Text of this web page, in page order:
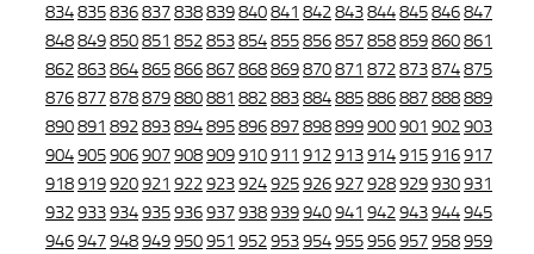
834835836837838839840841 842843844845846847
848849850851 852853854855856857858859860861
862863864865866867868869870871 872873874875
876877878879880881 882883884885886887888889
890891 892893894895896897898899900901 902903
904905906907908909910911 912913914915916917
918919920921 922923924925926927928929930931
932933934935936937938939940941 942943944945
946947948949950951 952953954955956957958959